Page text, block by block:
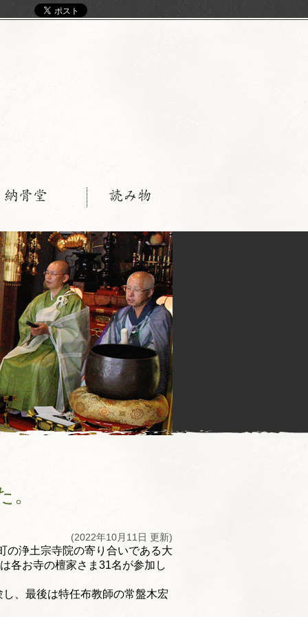
骨堂 読み物
(2022年10月11日 更新)
の浄土宗寺院の寄り合いである大
各お寺の檀家さま31名が参加し
、 最後は特任布教師の常盤木宏